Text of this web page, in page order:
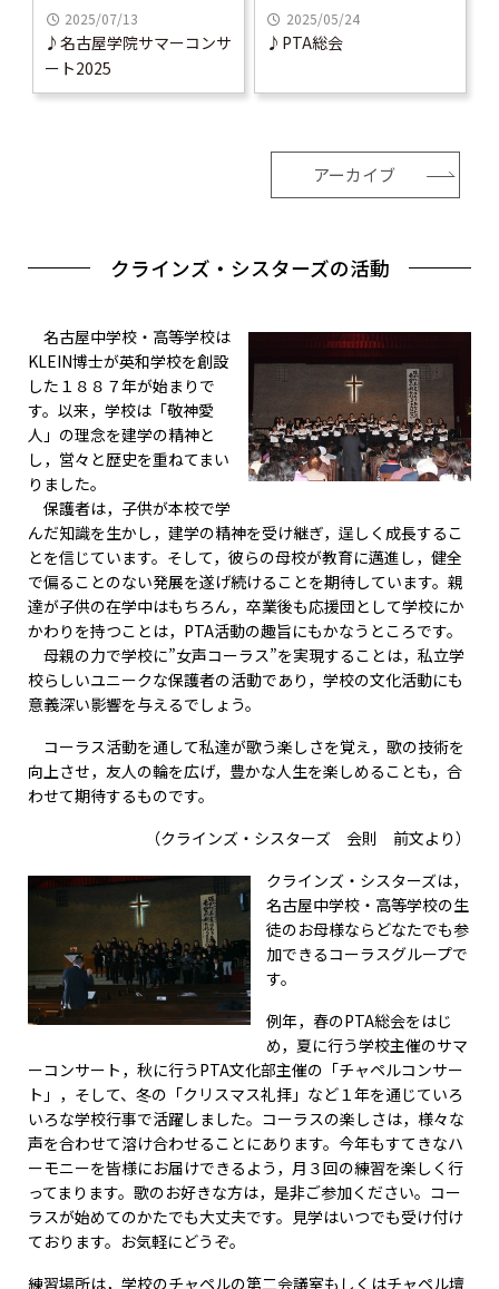
2025/07/13
♪名古屋学院サマーコンサ
ート2025
2025/05/24
♪PTA総会
アーカイブ
クラインズ・シスターズの活動
名古屋中学校・高等学校は
KLEIN博士が英和学校を創設
した１８８７年が始まりで
す。以来，学校は「敬神愛
人」の理念を建学の精神と
し，営々と歴史を重ねてまい
りました。
保護者は，子供が本校で学
んだ知識を生かし，建学の精神を受け継ぎ，逞しく成長するこ
とを信じています。そして，彼らの母校が教育に邁進し，健全
で偏ることのない発展を遂げ続けることを期待しています。親
達が子供の在学中はもちろん，卒業後も応援団として学校にか
かわりを持つことは，PTA活動の趣旨にもかなうところです。
母親の力で学校に”女声コーラス”を実現することは，私立学
校らしいユニークな保護者の活動であり，学校の文化活動にも
意義深い影響を与えるでしょう。
コーラス活動を通して私達が歌う楽しさを覚え，歌の技術を
向上させ，友人の輪を広げ，豊かな人生を楽しめることも，合
わせて期待するものです。
（クラインズ・シスターズ 会則 前文より）
クラインズ・シスターズは，
名古屋中学校・高等学校の生
徒のお母様ならどなたでも参
加できるコーラスグループで
す。
例年，春のPTA総会をはじ
め，夏に行う学校主催のサマ
ーコンサート，秋に行うPTA文化部主催の「チャペルコンサー
ト」，そして、冬の「クリスマス礼拝」など１年を通じていろ
いろな学校行事で活躍しました。コーラスの楽しさは，様々な
声を合わせて溶け合わせることにあります。今年もすてきなハ
ーモニーを皆様にお届けできるよう，月３回の練習を楽しく行
ってまります。歌のお好きな方は，是非ご参加ください。コー
ラスが始めてのかたでも大丈夫です。見学はいつでも受け付け
ております。お気軽にどうぞ。
練習場所は，学校のチャペルの第二会議室もしくはチャペル壇